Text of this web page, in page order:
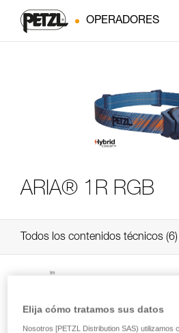
OPERADORES
ARIA® 1R RGB
Todos los contenidos técnicos 6
Elija cómo tratamos sus datos
Nosotros [PETZL Distribution SAS) utilizamos